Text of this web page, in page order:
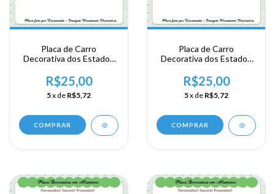
Placa de Carro
Decorativa dos Estados
New York
R$25,00
5x de R$5,72
COMPRAR
Placa de Carro
Decorativa dos Estados
New York
R$25,00
5x de R$5,72
COMPRAR